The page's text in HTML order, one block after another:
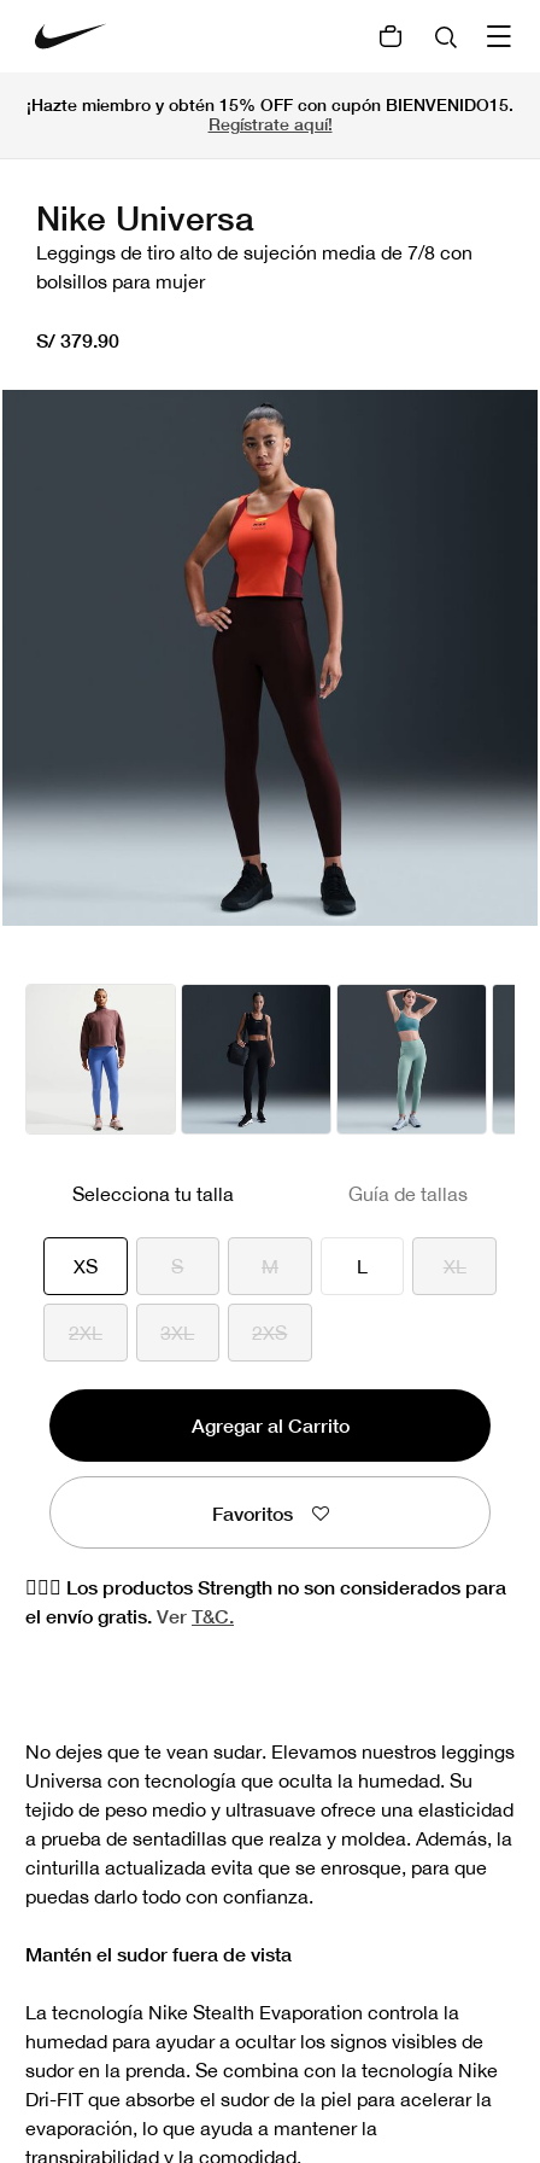
¡Hazte miembro y obtén 15% OFF con cupón BIENVENIDO15.
Regístrate aquí!
Nike Universa
Leggings de tiro alto de sujeción media de 7/8 con
bolsillos para mujer
S/ 379.90
Selecciona tu talla Guía de tallas
XSseleccionado
S M L XL
2XL 3XL 2XS
Agregar al Carrito
Favoritos
🏋🏻‍♀️ Los productos Strength no son considerados para
el envío gratis. Ver T&C.
No dejes que te vean sudar. Elevamos nuestros leggings
Universa con tecnología que oculta la humedad. Su
tejido de peso medio y ultrasuave ofrece una elasticidad
a prueba de sentadillas que realza y moldea. Además, la
cinturilla actualizada evita que se enrosque, para que
puedas darlo todo con confianza.
Mantén el sudor fuera de vista
La tecnología Nike Stealth Evaporation controla la
humedad para ayudar a ocultar los signos visibles de
sudor en la prenda. Se combina con la tecnología Nike
Dri-FIT que absorbe el sudor de la piel para acelerar la
evaporación, lo que ayuda a mantener la
transpirabilidad y la comodidad.